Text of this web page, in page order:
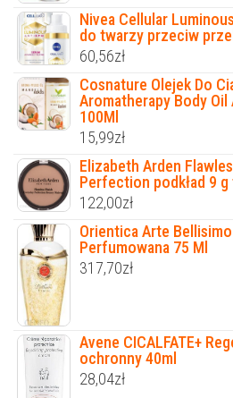
Nivea Cellular
do twarzy przeciw
60,56zł
Cosnature Olejek Do
Aromatherapy Body
100Ml
15,99zł
Elizabeth Arden
Perfection podkład 9
122,00zł
Orientica Arte
Perfumowana 75 Ml
317,70zł
Avene CICALFATE+
ochronny 40ml
28,04zł